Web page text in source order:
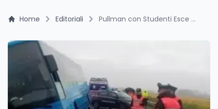
Home Editoriali Pullman con Studenti Esce di Strada a Cergnago: Momenti di Paura ma Nessun Ferito